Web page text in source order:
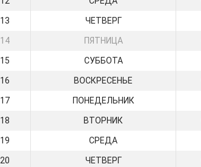
13 ЧЕТВЕРГ
14 ПЯТНИЦА
15 СУББОТА
16 ВОСКРЕСЕНЬЕ
17 ПОНЕДЕЛЬНИК
18 ВТОРНИК
19 СРЕДА
20 ЧЕТВЕРГ